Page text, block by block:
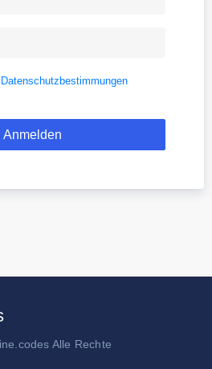
Datenschutzbestimmungen
Alle Rechte